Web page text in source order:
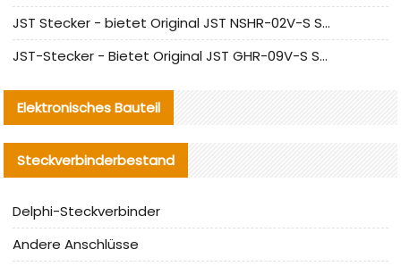
JST Stecker - bietet Original JST NSHR-02V-S Stecker und Ersatzteile an
JST-Stecker - Bietet Original JST GHR-09V-S Stecker und Ersatzteile an
Elektronisches Bauteil
Steckverbinderbestand
Delphi-Steckverbinder
Andere Anschlüsse